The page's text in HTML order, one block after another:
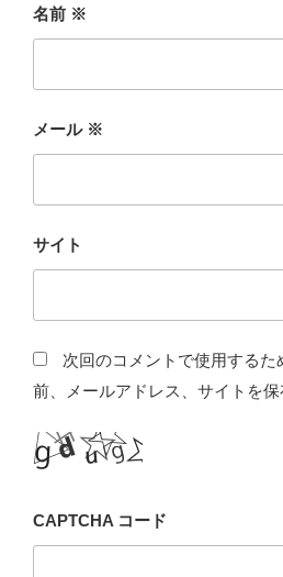
名前 ※
メール ※
サイト
次回のコメントで使用するた
前、メールアドレス、サイトを保
CAPTCHA コード